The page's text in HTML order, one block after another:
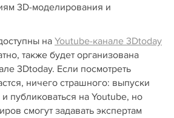
3D-моделирования и
на Youtube-канале 3Dtoday
также будет организована
3Dtoday. Если посмотреть
ничего страшного: выпуски
публиковаться на Youtube, но
смогут задавать экспертам